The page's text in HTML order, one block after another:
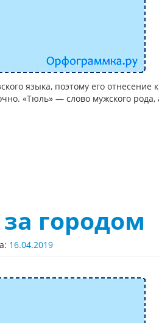
языка, поэтому его отнесение
«Тюль» — слово мужского
городом
16.04.2019